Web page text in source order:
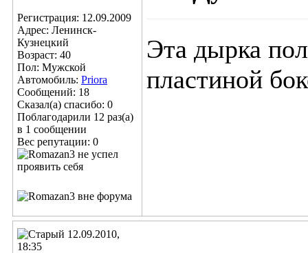
Регистрация: 12.09.2009
Адрес: Ленинск-
Кузнецкий
Возраст: 40
Пол: Мужской
Автомобиль: Priora
Сообщений: 18
Сказал(а) спасибо: 0
Поблагодарили 12 раз(а)
в 1 сообщении
Вес репутации: 0
Эта дырка
пластиной
12.09.2010,
18:35